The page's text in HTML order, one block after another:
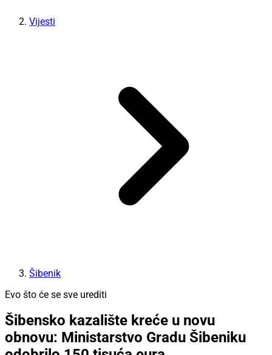
Vijesti
Šibenik
Evo što će se sve urediti
Šibensko kazalište kreće u novu
obnovu: Ministarstvo Gradu Šibeniku